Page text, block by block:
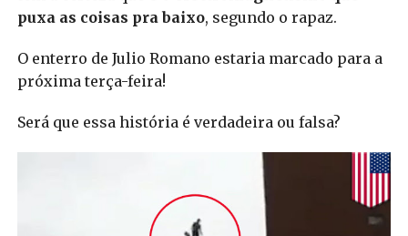
puxa as coisas pra baixo, segundo o rapaz.
O enterro de Julio Romano estaria marcado para a
próxima terça-feira!
Será que essa história é verdadeira ou falsa?